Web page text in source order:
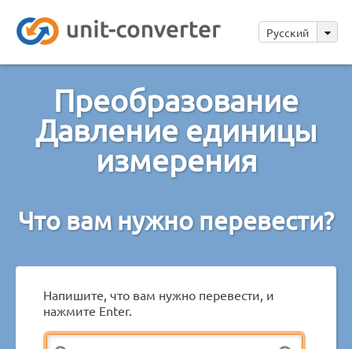
Русский
Преобразование
Давление единицы
измерения
Что вам нужно перевести?
Напишите, что вам нужно перевести, и
нажмите Enter.